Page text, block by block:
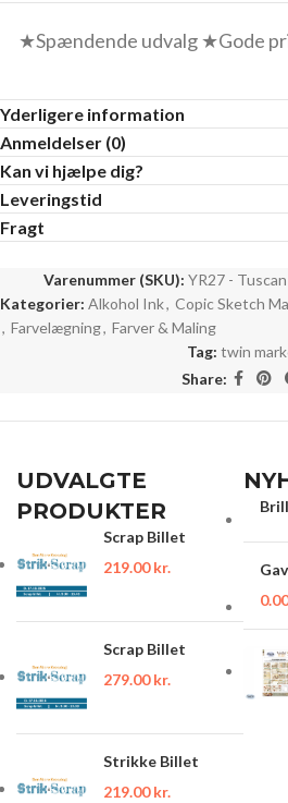
★Spændende udvalg ★Gode
Yderligere information
Anmeldelser (0)
Kan vi hjælpe dig?
Leveringstid
Fragt
Varenummer (SKU): YR27 -
Kategorier: Alkohol Ink, Copic Sketch
, Farvelægning, Farver & Maling
Tag: twin
Share:
UDVALGTE
PRODUKTER
Scrap Billet
219.00kr.
Scrap Billet
279.00kr.
Strikke Billet
219.00kr.